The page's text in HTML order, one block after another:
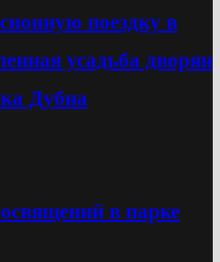
поездку в
усадьба дворян
Дубна
в парке